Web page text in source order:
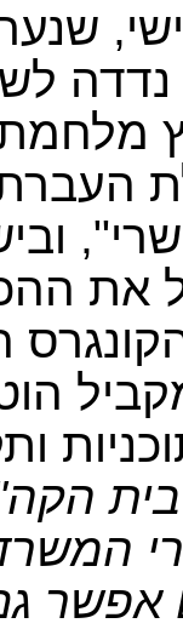
שנערך
נדדה
(ספטמבר
אפשר